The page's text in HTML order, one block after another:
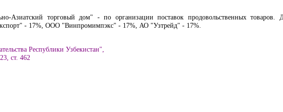
Азиатский торговый дом" - по организации поставок продовольственных товаров.
- 17%, ООО "Винпромимпэкс" - 17%, АО "Узтрейд" - 17%.
Республики Узбекистан",
ст. 462